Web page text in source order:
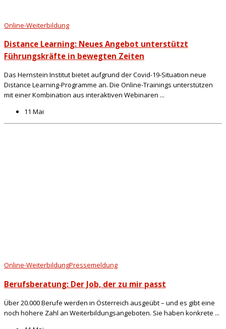
Online-Weiterbildung
Distance Learning: Neues Angebot unterstützt
Führungskräfte in bewegten Zeiten
Das Hernstein Institut bietet aufgrund der Covid-19-Situation neue
Distance Learning-Programme an. Die Online-Trainings unterstützen
mit einer Kombination aus interaktiven Webinaren ...
11 Mai
Online-WeiterbildungPressemeldung
Berufsberatung: Der Job, der zu mir passt
Über 20.000 Berufe werden in Österreich ausgeübt – und es gibt eine
noch höhere Zahl an Weiterbildungsangeboten. Sie haben konkrete ...